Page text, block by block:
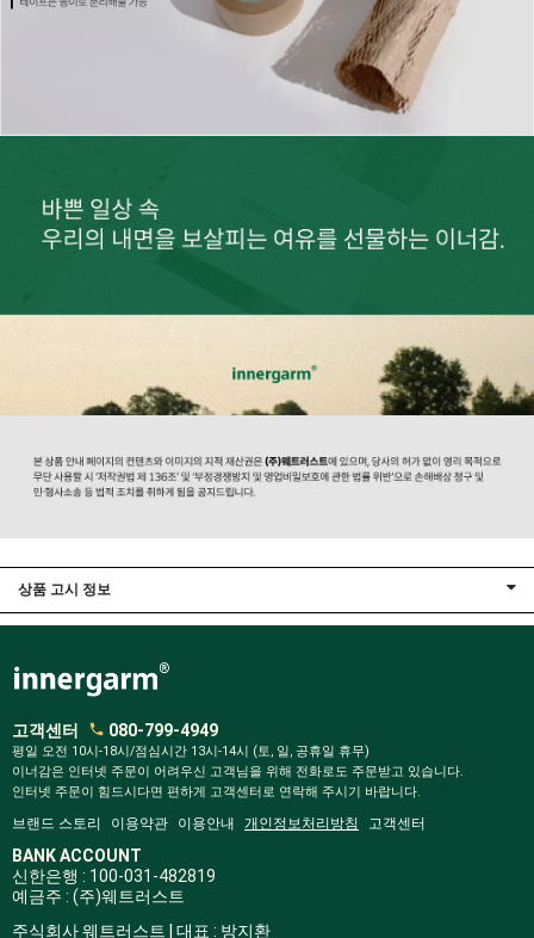
상품 고시 정보
고객센터 080-799-4949
평일 오전 10시-18시/점심시간 13시-14시 (토, 일, 공휴일 휴무)
이너감은 인터넷 주문이 어려우신 고객님을 위해 전화로도 주문받고 있습니다.
인터넷 주문이 힘드시다면 편하게 고객센터로 연락해 주시기 바랍니다.
브랜드 스토리 이용약관 이용안내 개인정보처리방침 고객센터
BANK ACCOUNT
신한은행 : 100-031-482819
예금주 : (주)웨트러스트
주식회사 웨트러스트 | 대표 : 방지환